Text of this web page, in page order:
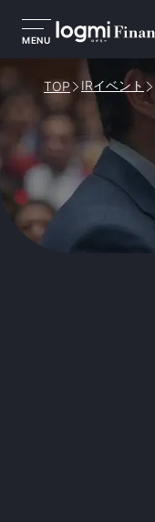
MENU
TOP IRイベント